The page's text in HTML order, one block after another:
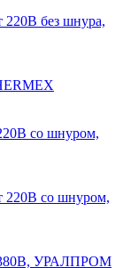
220В без шнура,
со шнуром,
220В со шнуром,
380В, УРАЛПРОМ